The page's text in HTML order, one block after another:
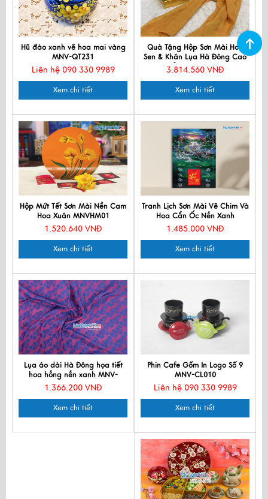
Quà Tặng Hộp Sơn Mài Hoa
Sen & Khăn Lụa Hà Đông Cao
Cấp CBKLNL89-1
3.814.560 VNĐ
Xem chi tiết
Hũ đào xanh vẽ hoa mai vàng
MNV-QT231
Liên hệ 090 330 9989
Xem chi tiết
Tranh Lịch Sơn Mài Vẽ Chim Và
Hoa Cẩn Ốc Nền Xanh
1.485.000 VNĐ
Xem chi tiết
Hộp Mứt Tết Sơn Mài Nền Cam
Hoa Xuân MNVHM01
1.520.640 VNĐ
Xem chi tiết
Phin Cafe Gốm In Logo Số 9
MNV-CL010
Liên hệ 090 330 9989
Xem chi tiết
Lụa áo dài Hà Đông họa tiết
hoa hồng nền xanh MNV-
LHD07
1.366.200 VNĐ
Xem chi tiết